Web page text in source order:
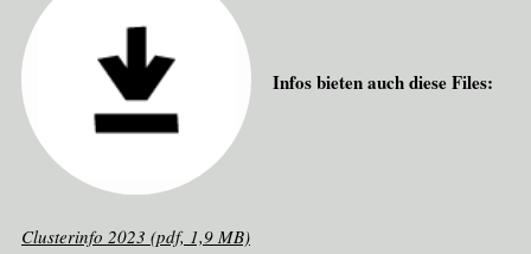
Infos bieten auch diese Files:
Clusterinfo 2023 (pdf, 1,9 MB)